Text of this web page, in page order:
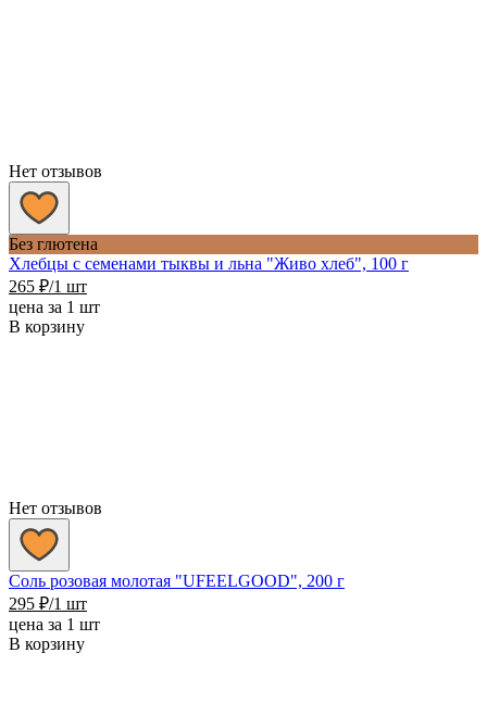
Нет отзывов
Без глютена
Хлебцы с семенами тыквы и льна "Живо хлеб", 100 г
265 ₽/1 шт
цена за 1 шт
В корзину
Нет отзывов
Соль розовая молотая "UFEELGOOD", 200 г
295 ₽/1 шт
цена за 1 шт
В корзину